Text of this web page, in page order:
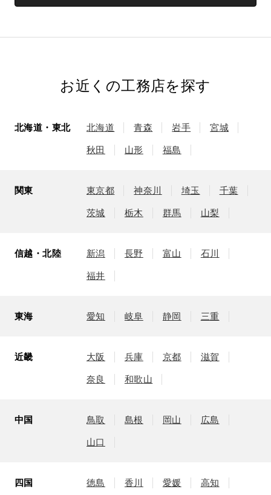
お近くの工務店を探す
北海道・東北 北海道 青森 岩手 宮城
秋田 山形 福島
関東 東京都 神奈川 埼玉 千葉
茨城 栃木 群馬 山梨
信越・北陸 新潟 長野 富山 石川
福井
東海 愛知 岐阜 静岡 三重
近畿 大阪 兵庫 京都 滋賀
奈良 和歌山
中国 鳥取 島根 岡山 広島
山口
四国 徳島 香川 愛媛 高知